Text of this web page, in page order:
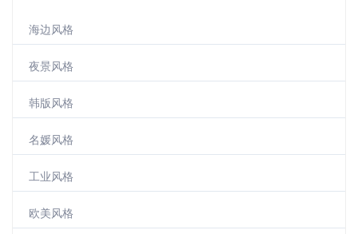
海边风格
夜景风格
韩版风格
名媛风格
工业风格
欧美风格